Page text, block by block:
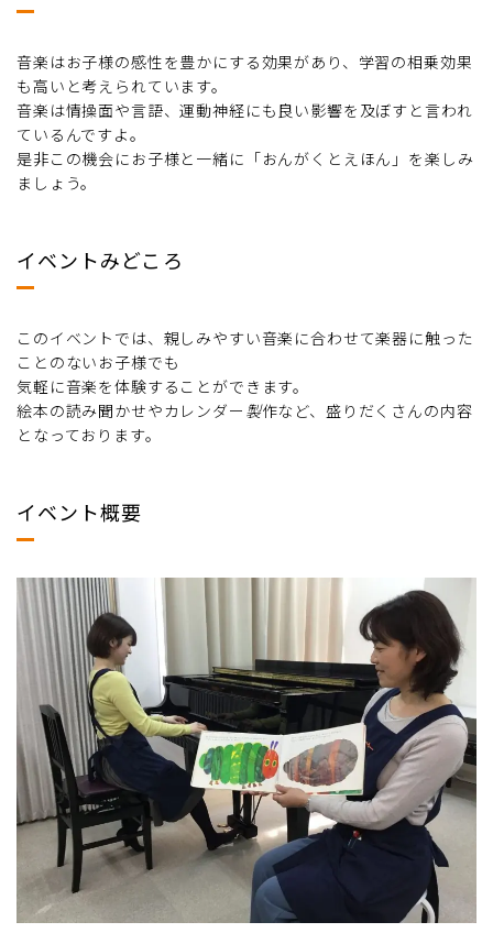
音楽はお子様の感性を豊かにする効果があり、学習の相乗効果
も高いと考えられています。
音楽は情操面や言語、運動神経にも良い影響を及ぼすと言われ
ているんですよ。
是非この機会にお子様と一緒に「おんがくとえほん」を楽しみ
ましょう。
イベントみどころ
このイベントでは、親しみやすい音楽に合わせて楽器に触った
ことのないお子様でも
気軽に音楽を体験することができます。
絵本の読み聞かせやカレンダー 製作など、盛りだくさんの内容
となっております。
イベント概要